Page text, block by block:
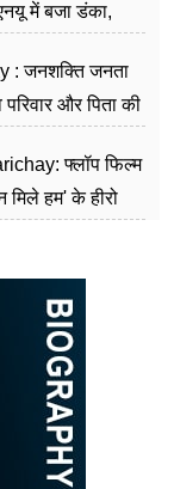
में बजा डंका,
: जनशक्ति जनता
और पिता की
फ्लॉप फिल्म
मिले हम' के हीरो